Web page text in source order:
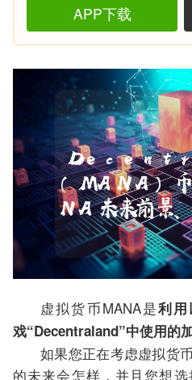
APP下载
虚拟货币MANA是利
戏“Decentraland”中使用的
如果您正在考虑虚拟货
的未来会怎样，并且您想